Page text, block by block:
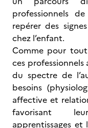
professionnels
repérer des
chez l’enfant.
Comme pour
ces
du spectre de
besoins
affective et
favorisant
apprentissages